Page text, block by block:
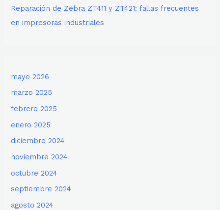
Reparación de Zebra ZT411 y ZT421: fallas frecuentes
en impresoras industriales
mayo 2026
marzo 2025
febrero 2025
enero 2025
diciembre 2024
noviembre 2024
octubre 2024
septiembre 2024
agosto 2024